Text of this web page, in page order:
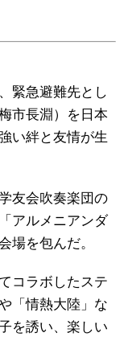
緊急避難先とし
市長淵）を日本
い絆と友情が生
友会吹奏楽団の
アルメニアンダ
場を包んだ。
コラボしたステ
「情熱大陸」な
を誘い、楽しい